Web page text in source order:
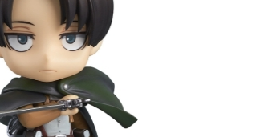
CARD GAMECARD GAME SUPPLIES
K-POP